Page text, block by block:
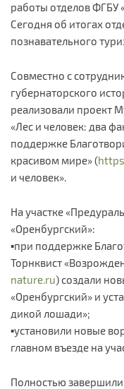
работы отделов ФГБУ
Сегодня об итогах
познавательного
Совместно с
губернаторского
реализовали проект
«Лес и человек: два
поддержке
красивом мире» (
и человек».
На участке
«Оренбургский»:
▪️при поддержке
Торнквист
nature.ru) создали
«Оренбургский» и
дикой лошади»;
▪️установили новые
главном въезде на
Полностью